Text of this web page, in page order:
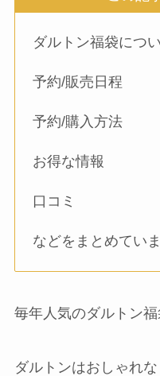
ダルトン福袋につ
予約/販売日程
予約/購入方法
お得な情報
口コミ
などをまとめていま
毎年人気のダルトン福
ダルトンはおしゃれな